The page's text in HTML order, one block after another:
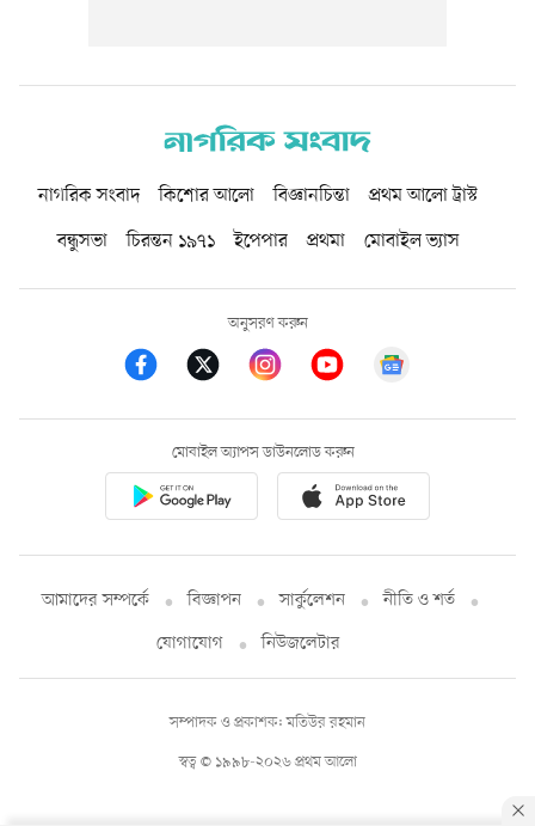
নাগরিক সংবাদ কিশোর আলো বিজ্ঞানচিন্তা
প্রথম আলো ট্রাস্ট
বন্ধুসভা
চিরন্তন ১৯৭১ ইপেপার প্রথমা মোবাইল ভ্যাস
অনুসরণ করুন
মোবাইল অ্যাপস ডাউনলোড করুন
আমাদের সম্পর্কে বিজ্ঞাপন সার্কুলেশন
নীতি ও শর্ত
যোগাযোগ
নিউজলেটার
স্বত্ব © ১৯৯৮-২০২৬ প্রথম আলো
সম্পাদক ও প্রকাশক: মতিউর রহমান